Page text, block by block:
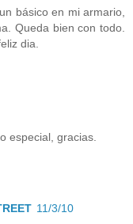
básico en mi armario,
Queda bien con todo.
dia.
especial, gracias.
11/3/10